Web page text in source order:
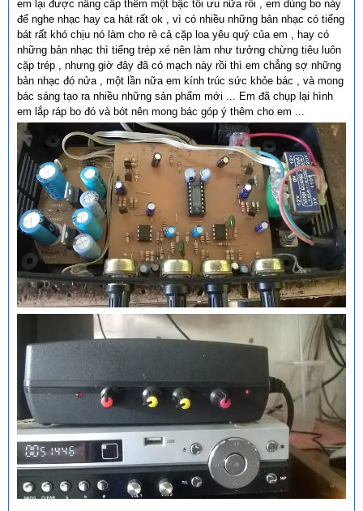
em lại được nâng cấp thêm một bậc tối ưu nữa rồi , em dùng bo này
để nghe nhạc hay ca hát rất ok , vì có nhiều những bản nhạc có tiếng
bát rất khó chịu nó làm cho rè cả cặp loa yêu quý của em , hay có
những bản nhạc thì tiếng trép xé nên làm như tưởng chừng tiêu luôn
cặp trép , nhưng giờ đây đã có mạch này rồi thì em chẳng sợ những
bản nhạc đó nửa , một lần nữa em kính trúc sức khỏe bác , và mong
bác sáng tạo ra nhiều những sản phẩm mới ... Em đã chụp lại hình
em lắp ráp bo đó và bót nên mong bác góp ý thêm cho em ...